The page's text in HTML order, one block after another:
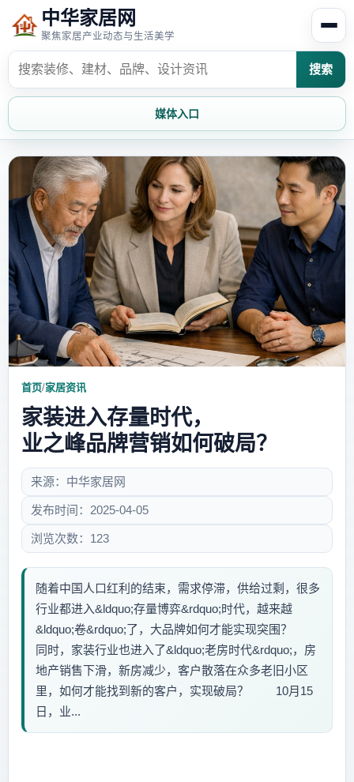
中华家居网
聚焦家居产业动态与生活美学
搜索
媒体入口
首页 家居资讯
家居风水 家居欣赏
时尚饰家 装修设计
家具知识 家居文化
家装攻略 创意家居
首页/家居资讯
家装进入存量时代，
业之峰品牌营销如何破局？
来源：中华家居网
发布时间：2025-04-05
浏览次数：123
随着中国人口红利的结束，需求停滞，供给过剩，很多
行业都进入&ldquo;存量博弈&rdquo;时代，越来越
&ldquo;卷&rdquo;了，大品牌如何才能实现突围？
同时，家装行业也进入了&ldquo;老房时代&rdquo;，房
地产销售下滑，新房减少，客户散落在众多老旧小区
里，如何才能找到新的客户，实现破局？ 10月15
日，业...